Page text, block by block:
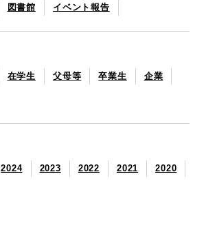
図書館 イベント報告
在学生 父母等 卒業生 企業
2024 2023 2022 2021 2020